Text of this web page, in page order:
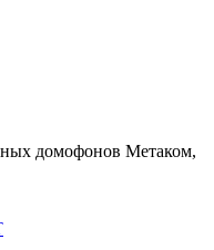
домофонов Метаком,